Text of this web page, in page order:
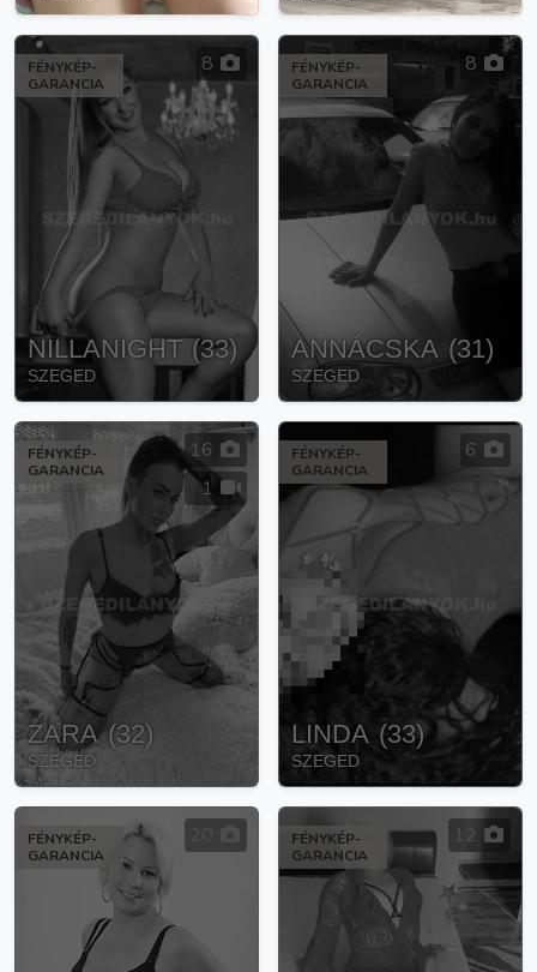
FÉNYKÉP-
GARANCIA
8
NILLANIGHT (33)
SZEGED
FÉNYKÉP-
GARANCIA
8
ANNÁCSKA (31)
SZEGED
FÉNYKÉP-
GARANCIA
16
1
ZARA (32)
SZEGED
FÉNYKÉP-
GARANCIA
6
LINDA (33)
SZEGED
FÉNYKÉP-
GARANCIA
FÉNYKÉP-
GARANCIA
12